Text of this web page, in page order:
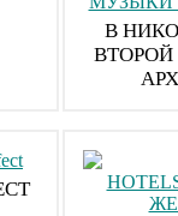
В